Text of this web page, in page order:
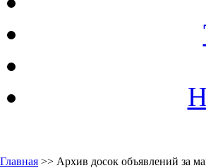
Главная >> Архив досок объявлений за